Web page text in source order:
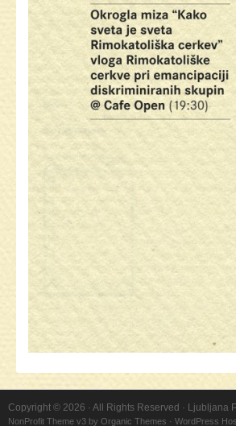
Copyright © 2026 · All Rights Reserved · Ljubljana
NonProfit Theme v3 by Organic Themes · WordPress